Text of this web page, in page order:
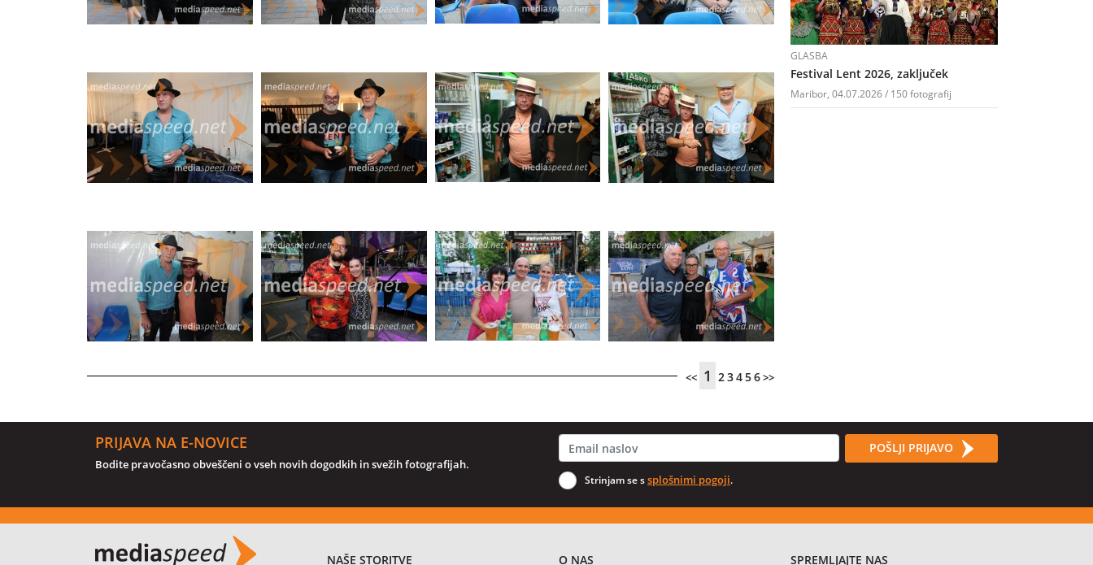
<< 1 23456>>
GLASBA
Festival Lent 2026, zaključek
Maribor, 04.07.2026 / 150 fotografij
PRIJAVA NA E-NOVICE
Bodite pravočasno obveščeni o vseh novih dogodkih in svežih fotografijah.
POŠLJI PRIJAVO
Strinjam se ssplošnimi pogoji.
NAŠE STORITVE O NAS SPREMLJAJTE NAS